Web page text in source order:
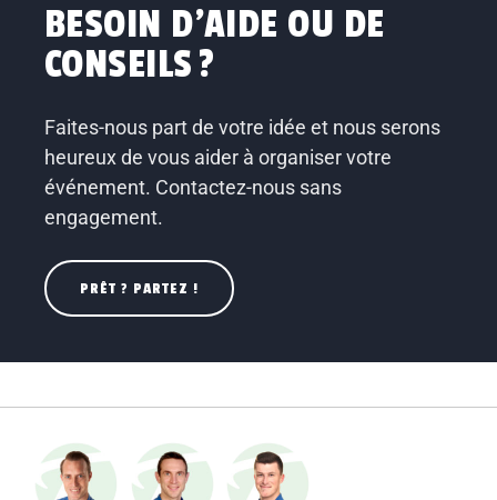
BESOIN D’AIDE OU DE
CONSEILS ?
Faites-nous part de votre idée et nous serons
heureux de vous aider à organiser votre
événement. Contactez-nous sans
engagement.
PRÊT ? PARTEZ !